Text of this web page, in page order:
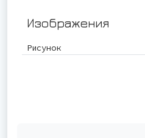
Изображения
Рисунок